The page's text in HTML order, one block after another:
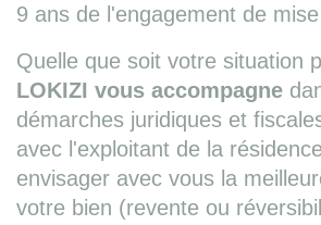
9 ans de l'engagement de
Quelle que soit votre situation
LOKIZI vous accompagne
démarches juridiques et
avec l'exploitant de la
envisager avec vous la
votre bien (revente ou